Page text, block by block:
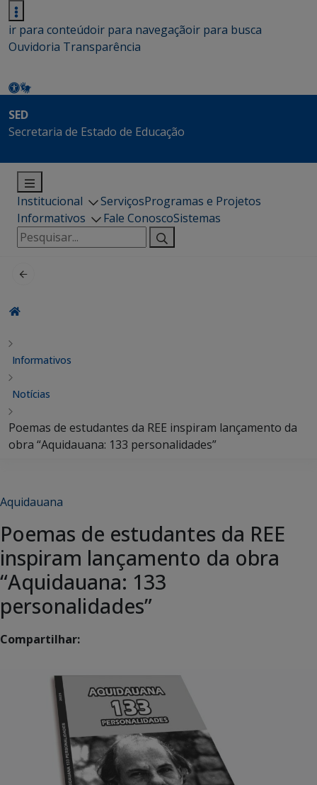
ir para conteúdoir para navegaçãoir para busca
Ouvidoria Transparência
SED
Secretaria de Estado de Educação
Institucional ServiçosProgramas e Projetos
Informativos
Fale ConoscoSistemas
Pesquisar
por:
Informativos
Notícias
Poemas de estudantes da REE inspiram lançamento da
obra “Aquidauana: 133 personalidades”
Aquidauana
Poemas de estudantes da REE
inspiram lançamento da obra
“Aquidauana: 133
personalidades”
Compartilhar: